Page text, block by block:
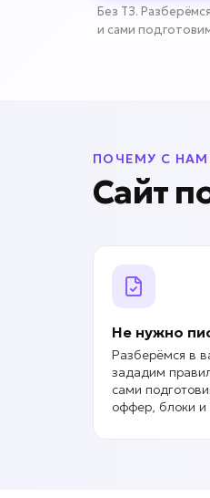
Без ТЗ.
и сами
ПОЧЕМУ С
Сайт
Не нужно
Разберёмся в
зададим
сами
оффер, блоки и